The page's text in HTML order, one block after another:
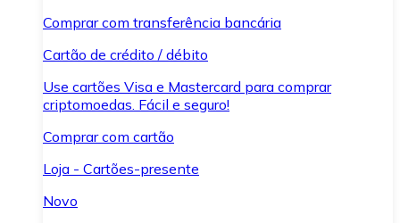
Comprar com transferência bancária
Cartão de crédito / débito
Use cartões Visa e Mastercard para comprar
criptomoedas. Fácil e seguro!
Comprar com cartão
Loja - Cartões-presente
Novo